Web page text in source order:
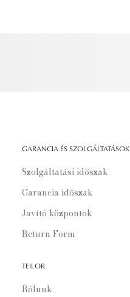
GARANCIA ÉS SZOLGÁLTATÁSOK
Szolgáltatási időszak
Garancia időszak
Javító központok
Return Form
TEILOR
Rólunk